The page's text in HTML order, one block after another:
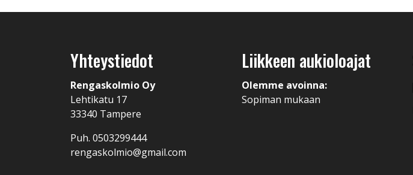
Yhteystiedot
Rengaskolmio Oy
Lehtikatu 17
33340 Tampere
Puh. 0503299444
rengaskolmio@gmail.com
Liikkeen aukioloajat
Olemme avoinna:
Sopiman mukaan